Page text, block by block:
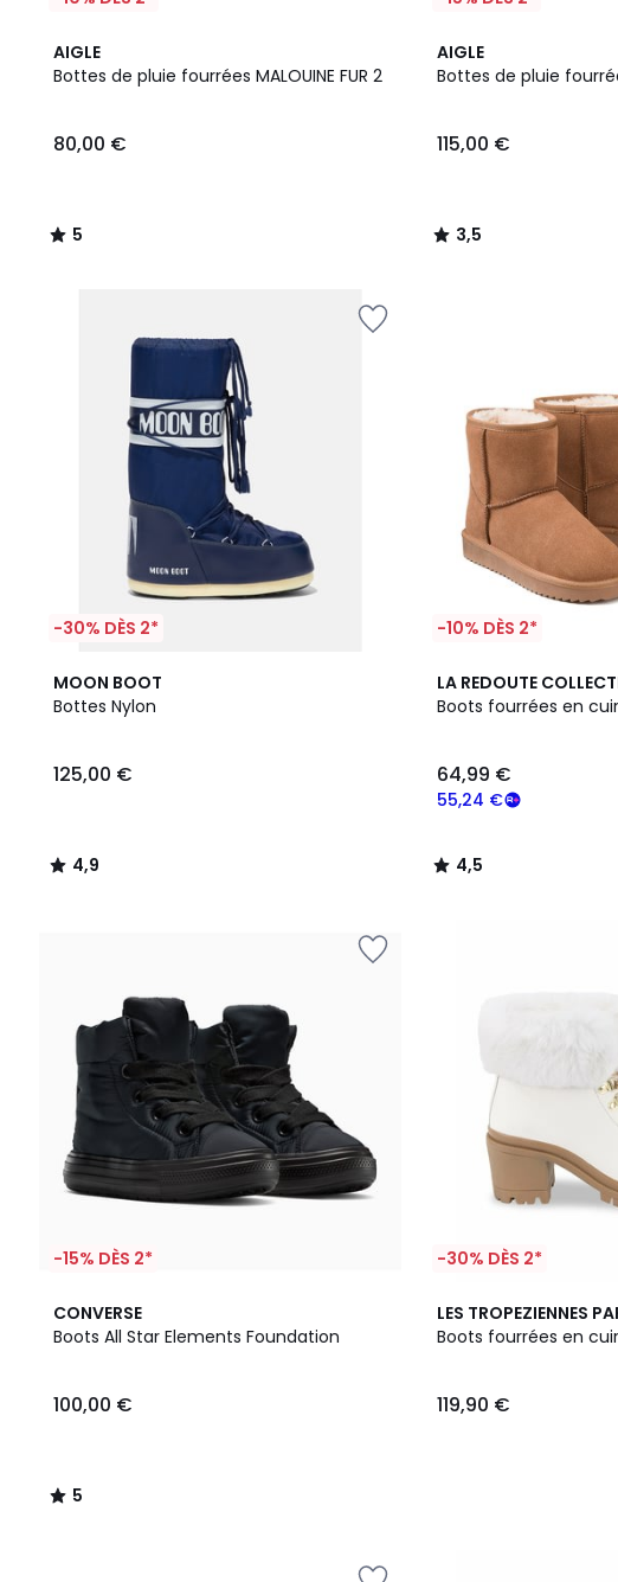
AIGLE
Bottes de pluie fourrées MALOUINE FUR 2
€.
80,00 €
5
/
5
/
AIGLE
Bottes de pluie
115,00 €
3,5
/ 5
3,5
/
-30% DÈS 2*
MOON BOOT
Bottes Nylon
125,00 €
4,9
/ 5
4,9
/
-10% DÈS 2*
LA REDOUTE
Boots fourrées en cuir
55,24 €
64,99 €
4,5
/ 5
4,5
/
-15% DÈS 2*
CONVERSE
Boots All Star Elements Foundation
100,00 €
5
/
5
/
-30% DÈS 2*
LES TROPEZIENNES
Boots fourrées en
119,90 €